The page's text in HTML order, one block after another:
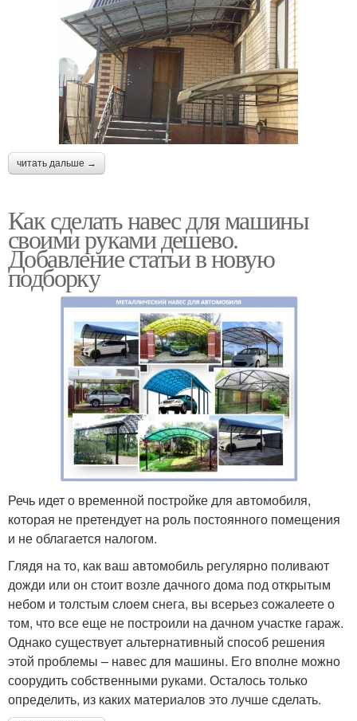
читать дальше →
Как сделать навес для машины
своими руками дешево.
Добавление статьи в новую
подборку
Речь идет о временной постройке для автомобиля,
которая не претендует на роль постоянного помещения
и не облагается налогом.
Глядя на то, как ваш автомобиль регулярно поливают
дожди или он стоит возле дачного дома под открытым
небом и толстым слоем снега, вы всерьез сожалеете о
том, что все еще не построили на дачном участке гараж.
Однако существует альтернативный способ решения
этой проблемы – навес для машины. Его вполне можно
соорудить собственными руками. Осталось только
определить, из каких материалов это лучше сделать.